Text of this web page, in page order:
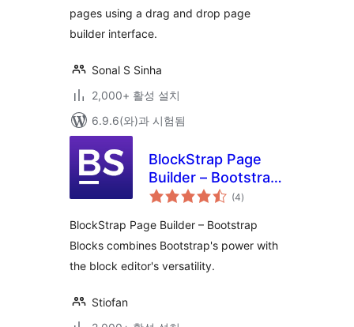
pages using a drag and drop page
builder interface.
Sonal S Sinha
2,000+ 활성 설치
6.9.6(와)과 시험됨
BlockStrap Page
Builder – Bootstrap
Blocks
(4전
체
점
)
BlockStrap Page Builder – Bootstrap
Blocks combines Bootstrap's power with
the block editor's versatility.
Stiofan